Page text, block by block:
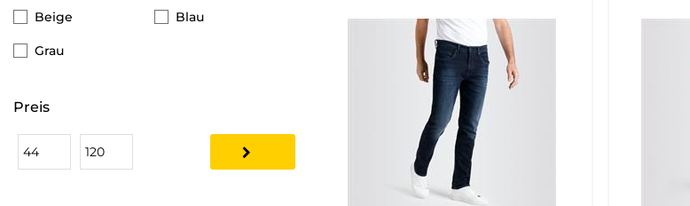
Brax
Gant
Tom Tailor Denim
Tommy Jeans
Beige Blau
Grau
Preis